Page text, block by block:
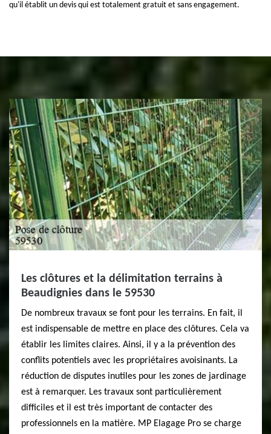
qu'il établit un devis qui est totalement gratuit et sans engagement.
Les clôtures et la délimitation terrains à
Beaudignies dans le 59530
De nombreux travaux se font pour les terrains. En fait, il
est indispensable de mettre en place des clôtures. Cela va
établir les limites claires. Ainsi, il y a la prévention des
conflits potentiels avec les propriétaires avoisinants. La
réduction de disputes inutiles pour les zones de jardinage
est à remarquer. Les travaux sont particulièrement
difficiles et il est très important de contacter des
professionnels en la matière. MP Elagage Pro se charge